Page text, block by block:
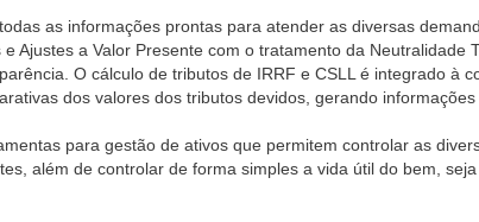
as informações prontas para atender as diversas
e Ajustes a Valor Presente com o tratamento da
O cálculo de tributos de IRRF e CSLL é integrado à
dos valores dos tributos devidos, gerando
para gestão de ativos que permitem controlar as
além de controlar de forma simples a vida útil do bem,